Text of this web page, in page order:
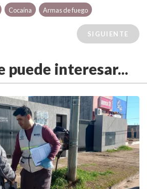
Cocaína Armas de fuego
SIGUIENTE
puede interesar...